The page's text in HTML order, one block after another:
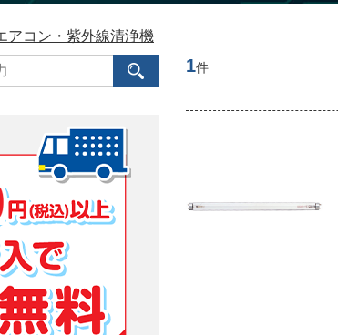
アコン・紫外線清浄機
1件